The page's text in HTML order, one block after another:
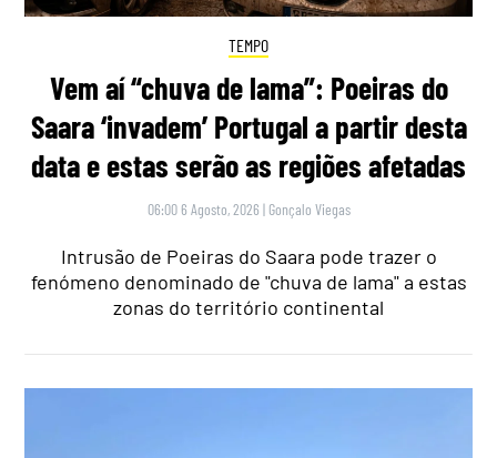
TEMPO
Vem aí “chuva de lama”: Poeiras do
Saara ‘invadem’ Portugal a partir desta
data e estas serão as regiões afetadas
06:00 6 Agosto, 2026 | Gonçalo Viegas
Intrusão de Poeiras do Saara pode trazer o
fenómeno denominado de "chuva de lama" a estas
zonas do território continental